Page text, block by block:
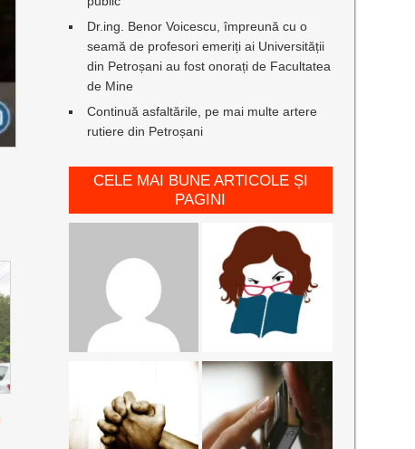
Dr.ing. Benor Voicescu, împreună cu o
seamă de profesori emeriți ai Universității
din Petroșani au fost onorați de Facultatea
de Mine
Continuă asfaltările, pe mai multe artere
rutiere din Petroșani
CELE MAI BUNE ARTICOLE ȘI
PAGINI